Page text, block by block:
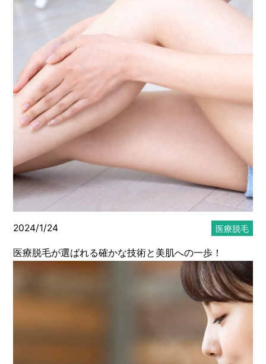
たるみ・シワ
シミ・肝斑・そばかす
メディカルサプリメント
メディカルコスメ
エステ・美容
スタッフのブログ
2024/1/24 医療脱毛
医療脱毛が選ばれる確かな技術と美肌への一歩！